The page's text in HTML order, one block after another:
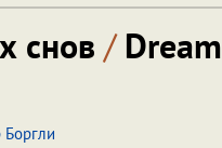
снов /Dream